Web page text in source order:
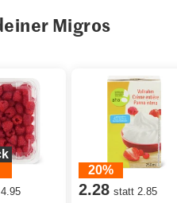
Migros
20%
2.28 statt 2.85